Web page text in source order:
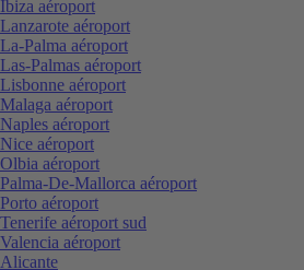
Ibiza aéroport
Lanzarote aéroport
La-Palma aéroport
Las-Palmas aéroport
Lisbonne aéroport
Malaga aéroport
Naples aéroport
Nice aéroport
Olbia aéroport
Palma-De-Mallorca aéroport
Porto aéroport
Tenerife aéroport sud
Valencia aéroport
Alicante